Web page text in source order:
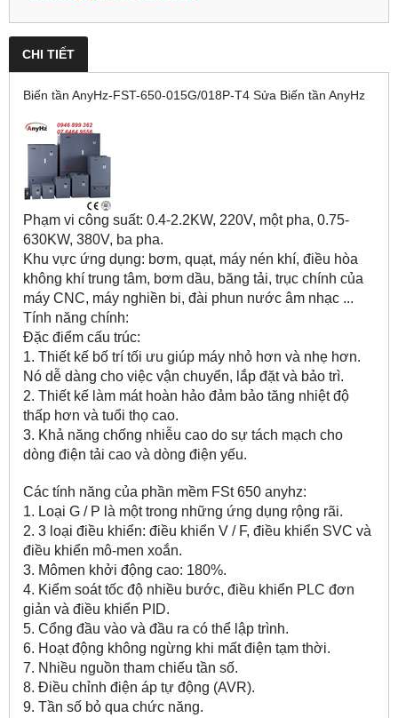
CHI TIẾT
Biến tần AnyHz-FST-650-015G/018P-T4 Sửa Biến tần AnyHz
Phạm vi công suất: 0.4-2.2KW, 220V, một pha, 0.75-
630KW, 380V, ba pha.
Khu vực ứng dụng: bơm, quạt, máy nén khí, điều hòa
không khí trung tâm, bơm dầu, băng tải, trục chính của
máy CNC, máy nghiền bi, đài phun nước âm nhạc ...
Tính năng chính:
Đặc điểm cấu trúc:
1. Thiết kế bố trí tối ưu giúp máy nhỏ hơn và nhẹ hơn.
Nó dễ dàng cho việc vận chuyển, lắp đặt và bảo trì.
2. Thiết kế làm mát hoàn hảo đảm bảo tăng nhiệt độ
thấp hơn và tuổi thọ cao.
3. Khả năng chống nhiễu cao do sự tách mạch cho
dòng điện tải cao và dòng điện yếu.
Các tính năng của phần mềm FSt 650 anyhz:
1. Loại G / P là một trong những ứng dụng rộng rãi.
2. 3 loại điều khiển: điều khiển V / F, điều khiển SVC và
điều khiển mô-men xoắn.
3. Mômen khởi động cao: 180%.
4. Kiểm soát tốc độ nhiều bước, điều khiển PLC đơn
giản và điều khiển PID.
5. Cổng đầu vào và đầu ra có thể lập trình.
6. Hoạt động không ngừng khi mất điện tạm thời.
7. Nhiều nguồn tham chiếu tần số.
8. Điều chỉnh điện áp tự động (AVR).
9. Tần số bỏ qua chức năng.